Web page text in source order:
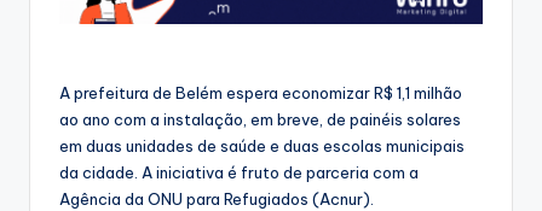
A prefeitura de Belém espera economizar R$ 1,1 milhão
ao ano com a instalação, em breve, de painéis solares
em duas unidades de saúde e duas escolas municipais
da cidade. A iniciativa é fruto de parceria com a
Agência da ONU para Refugiados (Acnur).